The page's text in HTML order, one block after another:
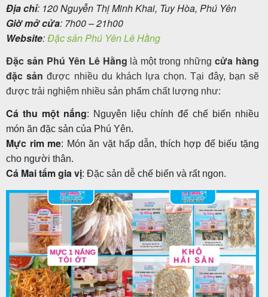
Địa chỉ: 120 Nguyễn Thị Minh Khai, Tuy Hòa, Phú Yên
Giờ mở cửa: 7h00 – 21h00
Website:Đặc sản Phú Yên Lê Hằng
Đặc sản Phú Yên Lê Hằng là một trong nhữngcửa hàng
đặc sản được nhiều du khách lựa chọn. Tại đây, bạn sẽ
được trải nghiệm nhiều sản phẩm chất lượng như:
Cá thu một nắng: Nguyên liệu chính để chế biến nhiều
món ăn đặc sản của Phú Yên.
Mực rim me: Món ăn vặt hấp dẫn, thích hợp để biếu tặng
cho người thân.
Cá Mai tẩm gia vị: Đặc sản dễ chế biến và rất ngon.